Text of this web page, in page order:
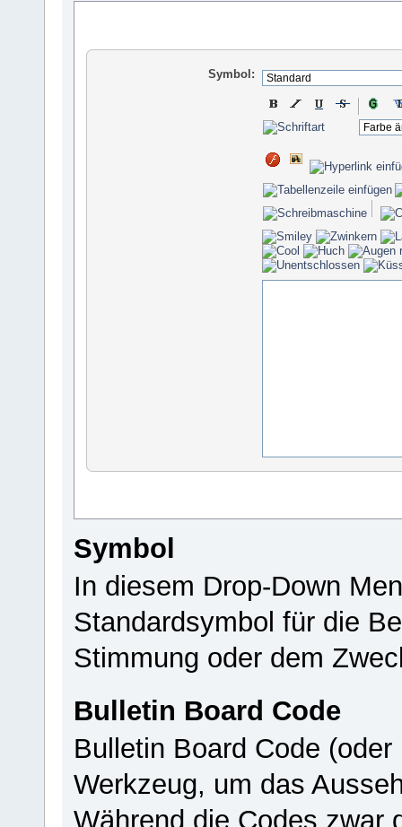
Symbol:
Symbol
In diesem Drop-Down
Standardsymbol für die
Stimmung oder dem
Bulletin Board Code
Bulletin Board Code
Werkzeug, um das
Während die Codes zwar